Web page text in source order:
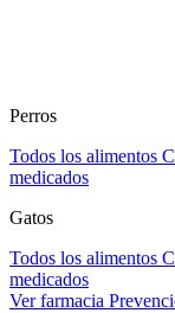
Perros
Todos los alimentos
medicados
Gatos
Todos los alimentos
medicados
Ver farmacia